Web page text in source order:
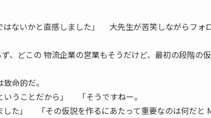
はないかと直感しました」 大先生が苦笑しながらフォ
、どこの 物流企業の営業もそうだけど、最初の段階の
命的だ。
いうことだから」 「そうですねー。
した」 「その仮説を作るにあたって重要なのは何だと